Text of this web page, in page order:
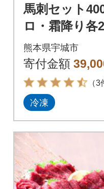
馬刺セット
ロ・霜降り
タレ・生姜付
熊本県宇城市
寄付金額
（3
冷凍